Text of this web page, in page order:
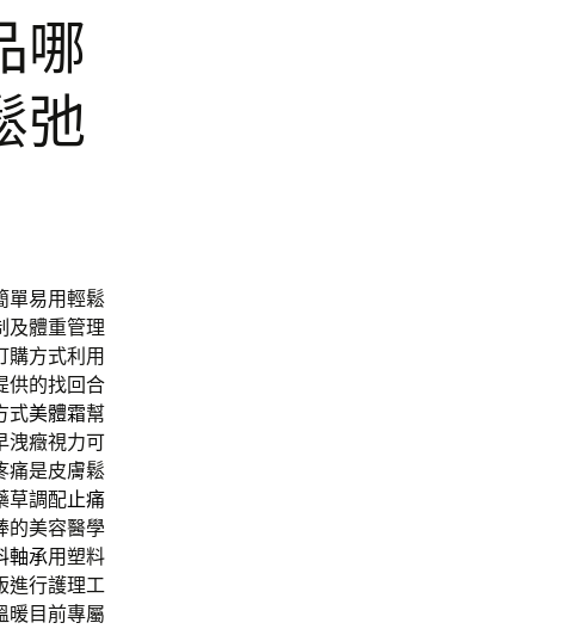
哪
弛
單易用輕鬆
及體重管理
購方式利用
供的找回合
式美體霜幫
洩癥視力可
痛是皮膚鬆
草調配止痛
的美容醫學
軸承用塑料
進行護理工
暖目前專屬